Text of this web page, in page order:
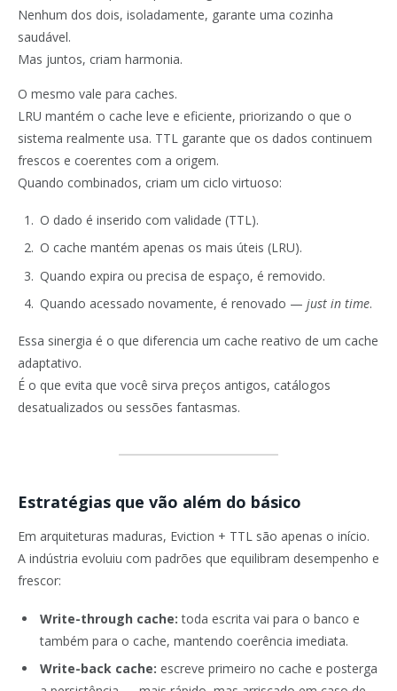
Nenhum dos dois, isoladamente, garante uma cozinha
saudável.
Mas juntos, criam harmonia.
O mesmo vale para caches.
LRU mantém o cache leve e eficiente, priorizando o que o
sistema realmente usa. TTL garante que os dados continuem
frescos e coerentes com a origem.
Quando combinados, criam um ciclo virtuoso:
O dado é inserido com validade (TTL).
O cache mantém apenas os mais úteis (LRU).
Quando expira ou precisa de espaço, é removido.
Quando acessado novamente, é renovado — just in time.
Essa sinergia é o que diferencia um cache reativo de um cache
adaptativo.
É o que evita que você sirva preços antigos, catálogos
desatualizados ou sessões fantasmas.
Estratégias que vão além do básico
Em arquiteturas maduras, Eviction + TTL são apenas o início.
A indústria evoluiu com padrões que equilibram desempenho e
frescor:
Write-through cache: toda escrita vai para o banco e
também para o cache, mantendo coerência imediata.
Write-back cache: escreve primeiro no cache e posterga